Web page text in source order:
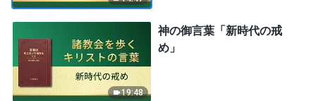
19:48
神の御言葉「新時代の戒
め」